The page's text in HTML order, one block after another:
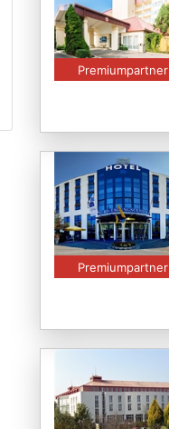
Premiumpartner
Premiumpartner